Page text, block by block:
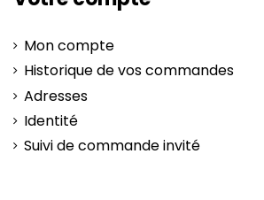
Mon compte
Historique de vos commandes
Adresses
Identité
Suivi de commande invité